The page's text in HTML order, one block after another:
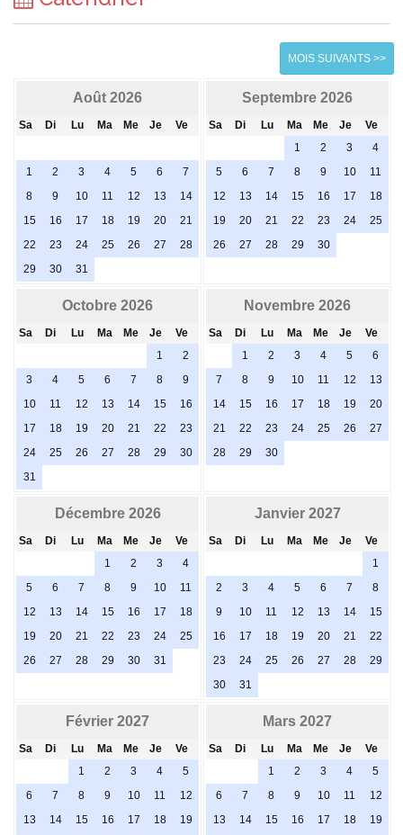
MOIS SUIVANTS >>
Août 2026
Sa Di Lu Ma Me Je Ve
1 2 3 4 5 6
7
8
9 10 11 12 13
14
15
16 17 18 19 20
21
22
23 24 25 26 27
28
29
30 31
Septembre 2026
Sa Di Lu Ma Me Je
Ve
1
2 3
4
5
6 7 8 9 10
11
12
13 14 15 16 17
18
19
20 21 22 23 24
25
26
27 28 29 30
Octobre 2026
Sa Di Lu Ma Me Je
Ve
1
2
3
4 5 6 7 8
9
10
11 12 13 14 15
16
17
18 19 20 21 22
23
24
25 26 27 28 29
30
31
Novembre 2026
Sa Di Lu Ma Me Je
Ve
1
2 3 4 5
6
7
8 9 10 11 12
13
14
15 16 17 18 19
20
21
22 23 24 25 26
27
28
29 30
Décembre 2026
Sa Di Lu Ma Me Je
Ve
1
2 3
4
5
6 7 8 9 10
11
12
13 14 15 16 17
18
19
20 21 22 23 24
25
26
27 28 29 30 31
Janvier 2027
Sa Di Lu Ma Me Je
Ve
1
2
3 4 5 6 7
8
9
10 11 12 13 14
15
16
17 18 19 20 21
22
23
24 25 26 27 28
29
30
31
Février 2027
Sa Di Lu Ma Me Je
Ve
1
2 3 4
5
6
7 8 9 10 11
12
13
14 15 16 17 18
19
Mars 2027
Sa Di Lu Ma Me Je
Ve
1
2 3 4
5
6
7 8 9 10 11
12
13
14 15 16 17 18
19